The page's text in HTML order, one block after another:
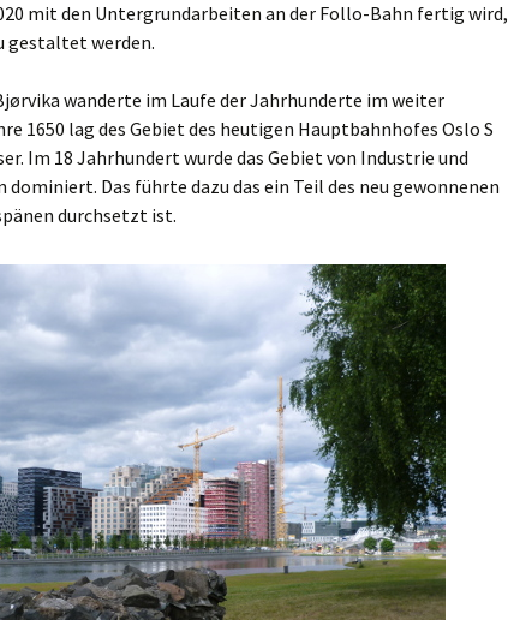
mit den Untergrundarbeiten an der Follo-Bahn fertig wird,
gestaltet werden.
wanderte im Laufe der Jahrhunderte im weiter
1650 lag des Gebiet des heutigen Hauptbahnhofes Oslo S
Im 18 Jahrhundert wurde das Gebiet von Industrie und
dominiert. Das führte dazu das ein Teil des neu gewonnenen
durchsetzt ist.